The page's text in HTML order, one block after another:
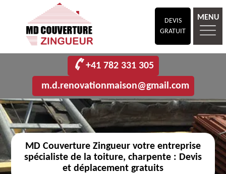
DEVIS
GRATUIT
MENU
+41 782 331 305
m.d.renovationmaison@gmail.com
MD Couverture Zingueur votre entreprise
spécialiste de la toiture, charpente : Devis
et déplacement gratuits